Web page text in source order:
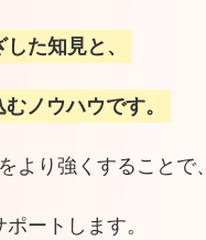
た知見と、
ノウハウです。
より強くすることで、
ートします。